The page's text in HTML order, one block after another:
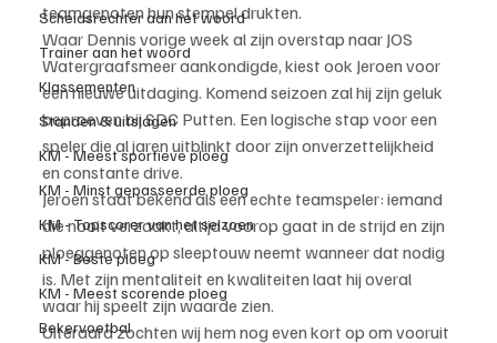
Scheidsrechter aan het woord
Trainer aan het woord
Klassementen
Standen & uitslagen
KM - Meest sportieve ploeg
KM - Minst gepasseerde ploeg
KM - Topscorer van het seizoen
KM - Beste ploeg
KM - Meest scorende ploeg
Bekervoetbal
teamgenoten hun stempel drukten.
Waar Dennis vorige week al zijn overstap naar JOS
Watergraafsmeer aankondigde, kiest ook Jeroen voor
een nieuwe uitdaging. Komend seizoen zal hij zijn geluk
beproeven bij SDC Putten. Een logische stap voor een
speler die al jaren uitblinkt door zijn onverzettelijkheid
en constante drive.
Jeroen staat bekend als een echte teamspeler: iemand
die nooit verzaakt, altijd voorop gaat in de strijd en zijn
ploeggenoten op sleeptouw neemt wanneer dat nodig
is. Met zijn mentaliteit en kwaliteiten laat hij overal
waar hij speelt zijn waarde zien.
Uiteraard zochten wij hem nog even kort op om vooruit